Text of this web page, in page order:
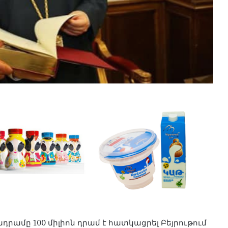
100 միլիոն դրամ է հատկացրել Բեյրութում